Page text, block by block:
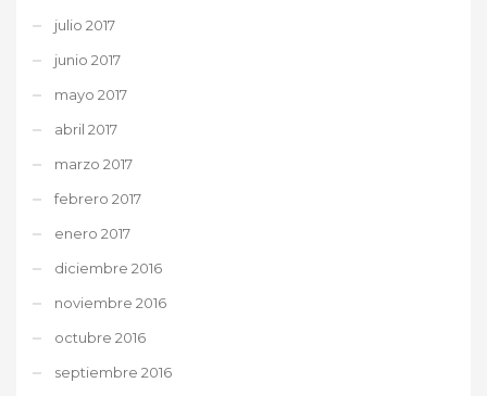
julio 2017
junio 2017
mayo 2017
abril 2017
marzo 2017
febrero 2017
enero 2017
diciembre 2016
noviembre 2016
octubre 2016
septiembre 2016